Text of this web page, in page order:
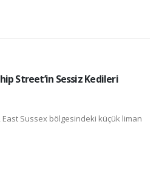
Street’in Sessiz Kedileri
East Sussex bölgesindeki küçük liman